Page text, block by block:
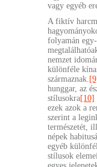
vagy egyéb
A fiktív
folyamán
nemzet
különféle
származnak.
hunggar, az
stílusokra[10]
ezek azok a
szerint a
természetét,
népek
egyéb
stílusok